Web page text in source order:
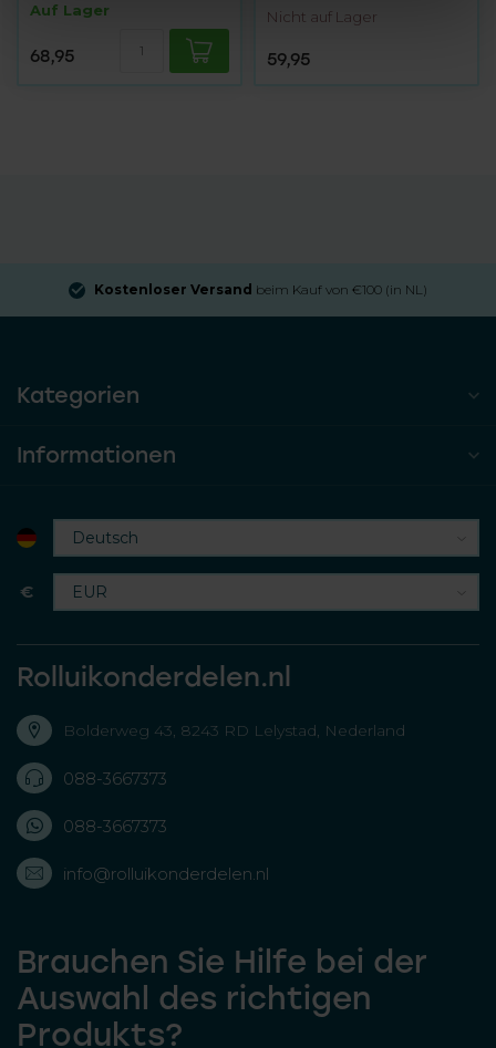
Auf Lager
68,95
Nicht auf Lager
59,95
Kostenloser Versand beim Kauf von €100 (in NL)
Kategorien
Informationen
€
Rolluikonderdelen.nl
Bolderweg 43, 8243 RD Lelystad, Nederland
088-3667373
088-3667373
info@rolluikonderdelen.nl
Brauchen Sie Hilfe bei der
Auswahl des richtigen
Produkts?